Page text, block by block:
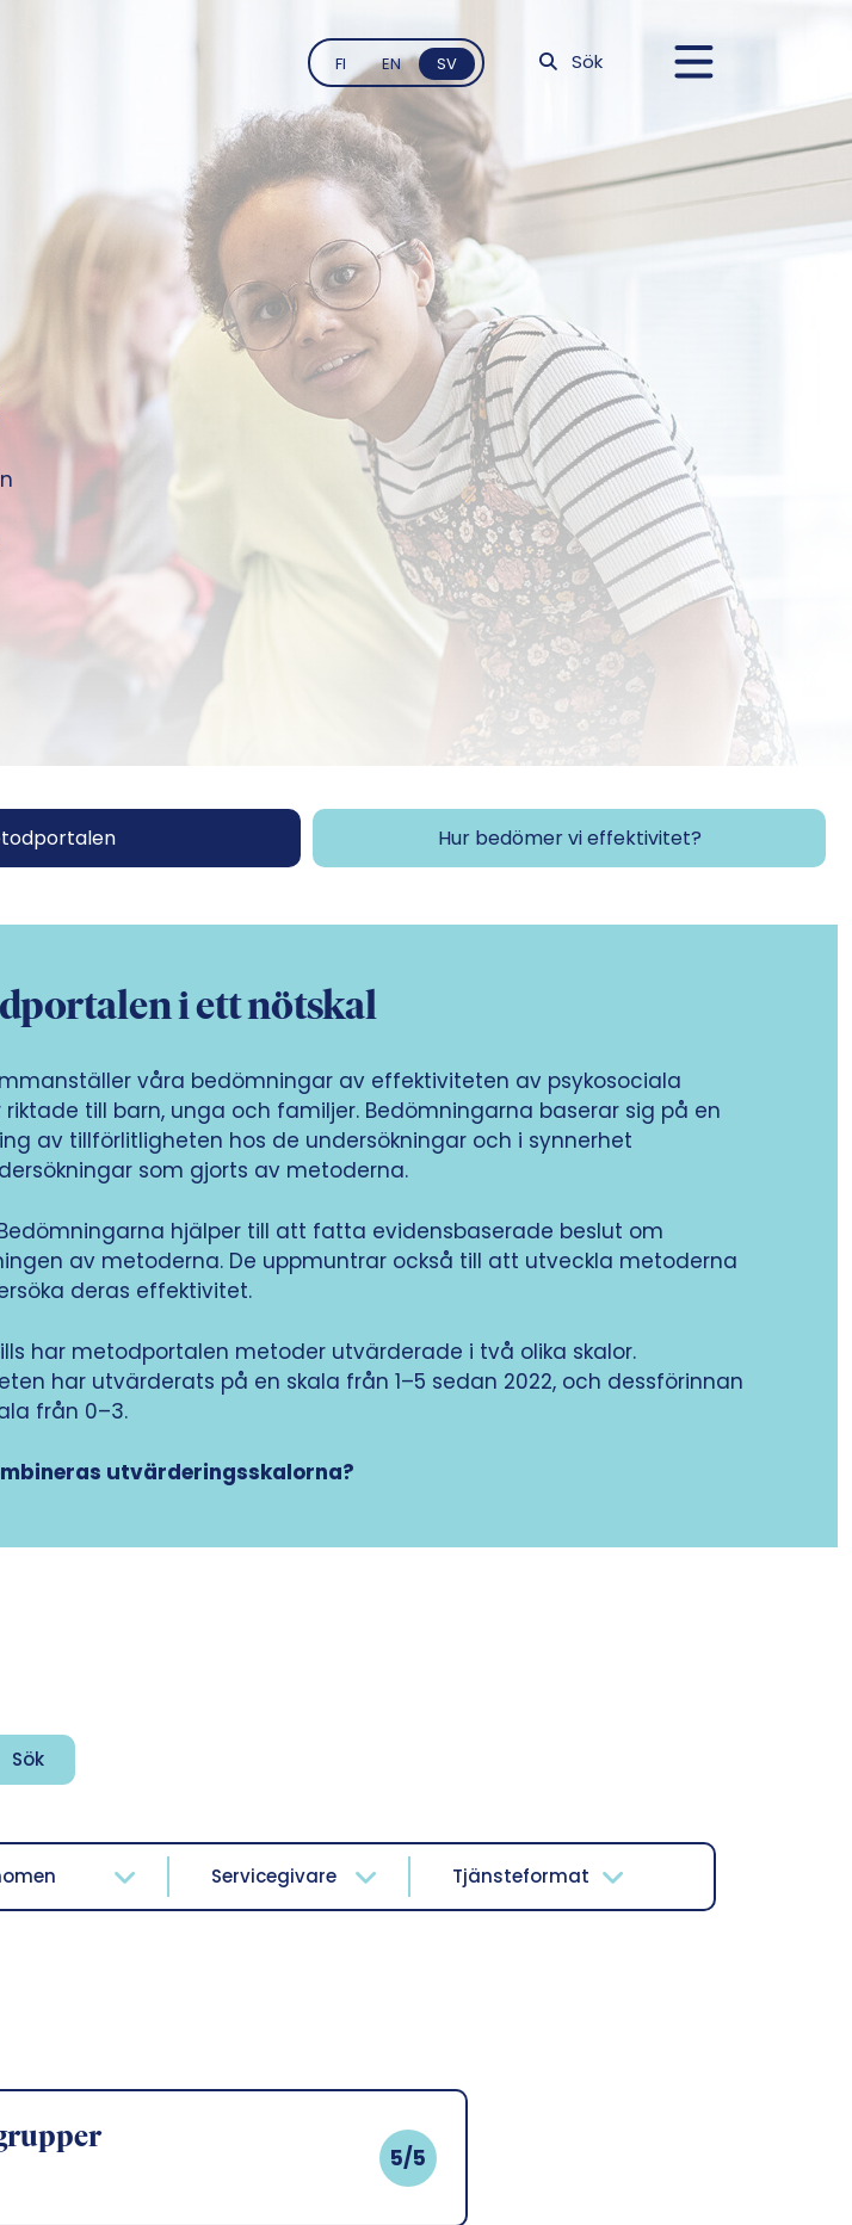
FI EN SV Sök
Hur bedömer vi effektivitet?
i ett nötskal
våra bedömningar av effektiviteten av psykosociala
till barn, unga och familjer. Bedömningarna baserar sig på en
av tillförlitligheten hos de undersökningar och i synnerhet
som gjorts av metoderna.
hjälper till att fatta evidensbaserade beslut om
av metoderna. De uppmuntrar också till att utveckla metoderna
deras effektivitet.
har metodportalen metoder utvärderade i två olika skalor.
har utvärderats på en skala från 1–5 sedan 2022, och dessförinnan
från 0–3.
utvärderingsskalorna?
Sök
Servicegivare Tjänsteformat
5/5